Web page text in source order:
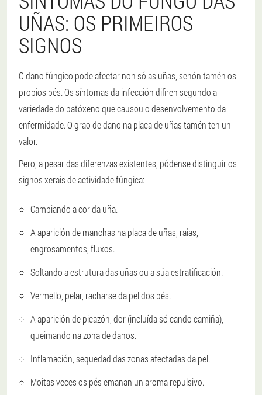
UÑAS: OS PRIMEIROS
SIGNOS
O dano fúngico pode afectar non só as uñas, senón tamén os
propios pés. Os síntomas da infección difiren segundo a
variedade do patóxeno que causou o desenvolvemento da
enfermidade. O grao de dano na placa de uñas tamén ten un
valor.
Pero, a pesar das diferenzas existentes, pódense distinguir os
signos xerais de actividade fúngica:
Cambiando a cor da uña.
A aparición de manchas na placa de uñas, raias,
engrosamentos, fluxos.
Soltando a estrutura das uñas ou a súa estratificación.
Vermello, pelar, racharse da pel dos pés.
A aparición de picazón, dor (incluída só cando camiña),
queimando na zona de danos.
Inflamación, sequedad das zonas afectadas da pel.
Moitas veces os pés emanan un aroma repulsivo.